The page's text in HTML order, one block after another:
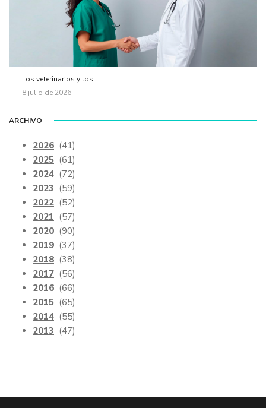
Los veterinarios y los...
8 julio de 2026
ARCHIVO
2026 (41)
2025 (61)
2024 (72)
2023 (59)
2022 (52)
2021 (57)
2020 (90)
2019 (37)
2018 (38)
2017 (56)
2016 (66)
2015 (65)
2014 (55)
2013 (47)